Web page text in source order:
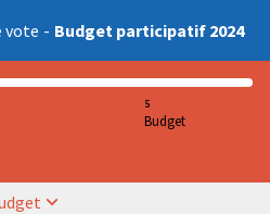
vote - Budget participatif 2024
5
Budget